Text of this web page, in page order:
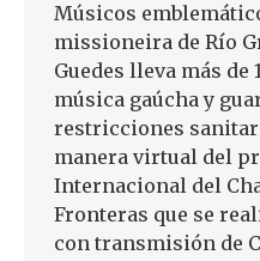
Músicos
missioneira de Río
Guedes lleva más de
música gaúcha y
restricciones
manera virtual del
Internacional del
Fronteras que se
con transmisión de